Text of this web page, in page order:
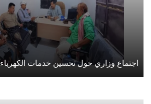
اجتماع وزاري حول تحسين خدمات الكهرباء